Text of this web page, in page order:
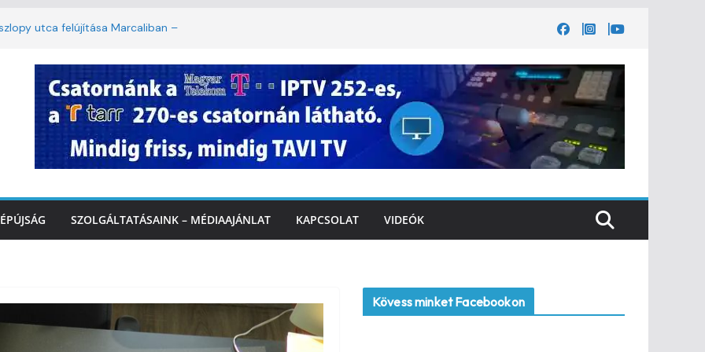
utca felújítása Marcaliban –
lakossági felháborodást váltott ki a
Marcaliban – VIDEÓ
– az első félidő végén
SZOLGÁLTATÁSAINK – MÉDIAAJÁNLAT KAPCSOLAT VIDEÓK
Kövess minket Facebookon